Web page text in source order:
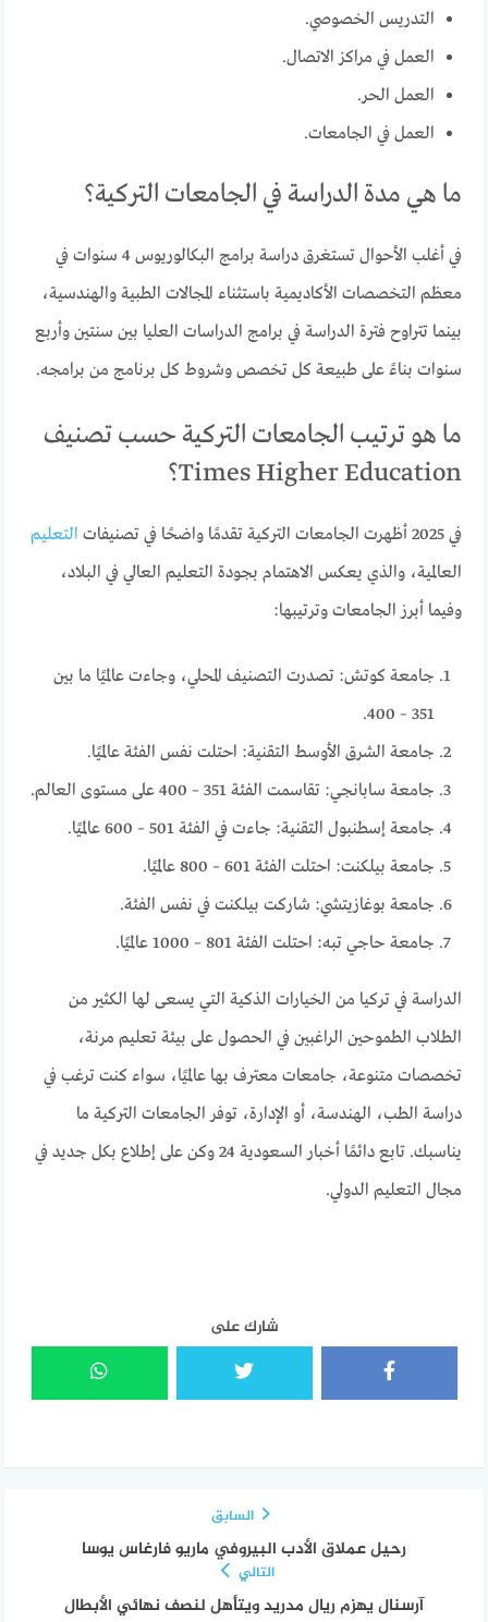
التدريس الخصوصي.
العمل في مراكز الاتصال.
العمل الحر.
العمل في الجامعات.
ما هي مدة الدراسة في الجامعات التركية؟
في أغلب الأحوال تستغرق دراسة برامج البكالوريوس 4 سنوات في
معظم التخصصات الأكاديمية باستثناء المجالات الطبية والهندسية،
بينما تتراوح فترة الدراسة في برامج الدراسات العليا بين سنتين وأربع
سنوات بناءً على طبيعة كل تخصص وشروط كل برنامج من برامجه.
ما هو ترتيب الجامعات التركية حسب تصنيف
Times Higher Education؟
في 2025 أظهرت الجامعات التركية تقدمًا واضحًا في تصنيفات
التعليم
العالمية، والذي يعكس الاهتمام بجودة التعليم العالي في البلاد،
وفيما أبرز الجامعات وترتيبها:
جامعة كوتش: تصدرت التصنيف المحلي، وجاءت عالميًا ما بين
351 – 400.
جامعة الشرق الأوسط التقنية: احتلت نفس الفئة عالميًا.
جامعة سابانجي: تقاسمت الفئة 351 – 400 على مستوى العالم.
جامعة إسطنبول التقنية: جاءت في الفئة 501 – 600 عالميًا.
جامعة بيلكنت: احتلت الفئة 601 – 800 عالميًا.
جامعة بوغازيتشي: شاركت بيلكنت في نفس الفئة.
جامعة حاجي تبه: احتلت الفئة 801 – 1000 عالميًا.
الدراسة في تركيا من الخيارات الذكية التي يسعى لها الكثير من
الطلاب الطموحين الراغبين في الحصول على بيئة تعليم مرنة،
تخصصات متنوعة، جامعات معترف بها عالميًا، سواء كنت ترغب في
دراسة الطب، الهندسة، أو الإدارة، توفر الجامعات التركية ما
يناسبك. تابع دائمًا أخبار السعودية 24 وكن على إطلاع بكل جديد في
مجال التعليم الدولي.
شارك على
السابق
رحيل عملاق الأدب البيروفي ماريو فارغاس يوسا
التالي
آرسنال يهزم ريال مدريد ويتأهل لنصف نهائي الأبطال